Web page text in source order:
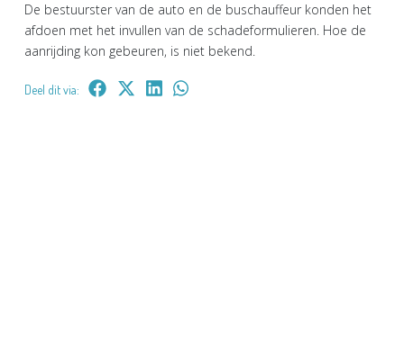
De bestuurster van de auto en de buschauffeur konden het
afdoen met het invullen van de schadeformulieren. Hoe de
aanrijding kon gebeuren, is niet bekend.
Deel dit via: